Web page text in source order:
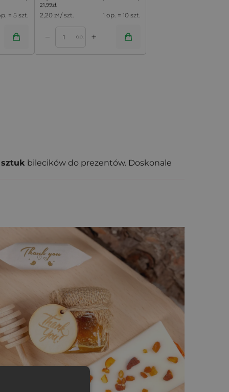
= 5 szt.
21,99zł.
2,20 zł / szt. 1 op. = 10 szt.
– op. +
sztuk bilecików do prezentów. Doskonale
3 mm,
prezentów na urodziny i znakowania